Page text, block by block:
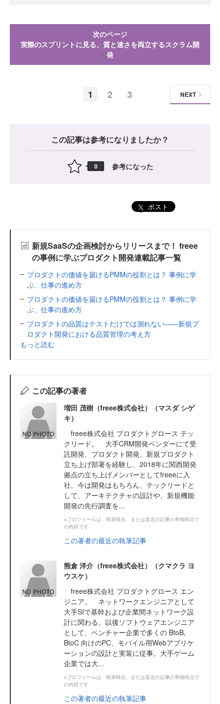
次のページ
実際のスプリントに見る、質と速さを両立するスクラム開
発
1 2 3 NEXT
この記事は参考になりましたか？
0 参考になった
ポスト
新規SaaSの企画検討からリリースまで！ freee
の事例に学ぶプロダクト開発連載記事一覧
プロダクトの価値を届けるPMMの役割とは？ 事例に学
ぶ、仕事の進め方
プロダクトの価値を届けるPMMの役割とは？ 事例に学
ぶ、仕事の進め方
プロダクトの品質はテストだけでは測れない――新規プ
ロダクト開発における品質管理の考え方
もっと読む
この記事の著者
増田 茂樹（freee株式会社）（マスダ シゲ
キ）
freee株式会社 プロダクトグロース テッ
クリード。 大手CRM開発ベンダーにて受
託開発、プロダクト開発、新規プロダクト
立ち上げ部署を経験し、2018年に関西開発
拠点の立ち上げメンバーとしてfreeeに入
社。今は開発はもちろん、テックリードと
して、アーキテクチャの設計や、新規機能
開発の先行調査を...
※プロフィールは、執筆時点、または直近の記事の寄稿時点で
の内容です
この著者の最近の執筆記事
熊倉 洋介（freee株式会社）（クマクラ ヨ
ウスケ）
freee株式会社 プロダクトグロース エン
ジニア。 ネットワークエンジニアとして
大手SIで基幹および企業間ネットワーク設
計に関わる。以後ソフトウェアエンジニア
として、ベンチャー企業で多くの BtoB,
BtoC 向けのPC、モバイル用Webアプリケ
ーションの設計と実装に従事。大手ゲーム
企業では大...
※プロフィールは、執筆時点、または直近の記事の寄稿時点で
の内容です
この著者の最近の執筆記事